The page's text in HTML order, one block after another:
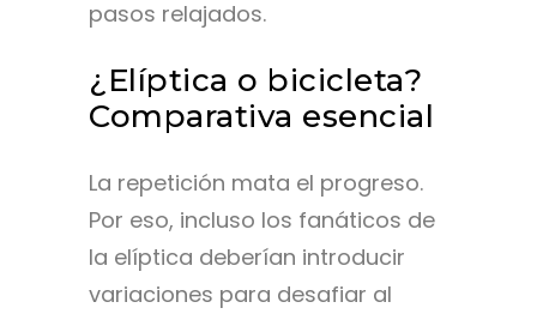
pasos relajados.
¿Elíptica o bicicleta?
Comparativa esencial
La repetición mata el progreso.
Por eso, incluso los fanáticos de
la elíptica deberían introducir
variaciones para desafiar al